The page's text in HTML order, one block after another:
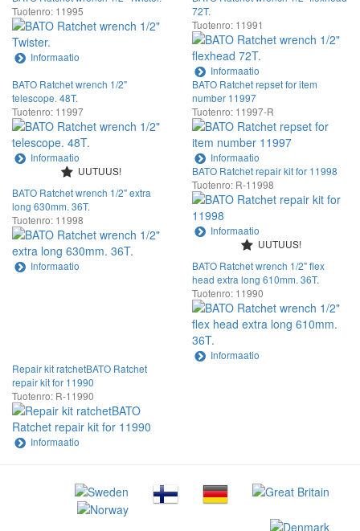
Tuotenro: 11995
Informaatio
72T.
Tuotenro: 11991
Informaatio
BATO Ratchet wrench 1/2"
telescope. 48T.
Tuotenro: 11997
Informaatio
BATO Ratchet repset for item
number 11997
Tuotenro: 11997-R
Informaatio
UUTUUS!
BATO Ratchet wrench 1/2" extra
long 630mm. 36T.
Tuotenro: 11998
Informaatio
BATO Ratchet repair kit for 11998
Tuotenro: R-11998
Informaatio
UUTUUS!
BATO Ratchet wrench 1/2" flex
head extra long 610mm. 36T.
Tuotenro: 11990
Informaatio
Repair kit ratchetBATO Ratchet
repair kit for 11990
Tuotenro: R-11990
Informaatio